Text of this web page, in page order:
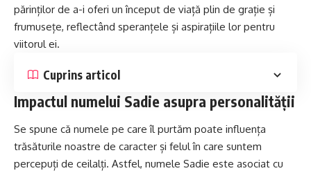
părinților de a-i oferi un început de viață plin de grație și
frumusețe, reflectând speranțele și aspirațiile lor pentru
viitorul ei.
Cuprins articol
Impactul numelui Sadie asupra personalității
Se spune că numele pe care îl purtăm poate influența
trăsăturile noastre de caracter și felul în care suntem
percepuți de ceilalți. Astfel, numele Sadie este asociat cu